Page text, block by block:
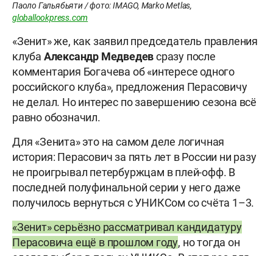
Паоло Гальябьяти / фото: IMAGO, Marko Metlas,
globallookpress.com
«Зенит» же, как заявил председатель правления
клуба Александр Медведевсразу после
комментария Богачева об «интересе одного
российского клуба», предложения Перасовичу
не делал. Но интерес по завершению сезона всë
равно обозначил.
Для «Зенита» это на самом деле логичная
история: Перасович за пять лет в России ни разу
не проигрывал петербуржцам в плей-офф. В
последней полуфинальной серии у него даже
получилось вернуться с УНИКСом со счёта 1–3.
«Зенит» серьёзно рассматривал кандидатуру
Перасовича ещё в прошлом году, но тогда он